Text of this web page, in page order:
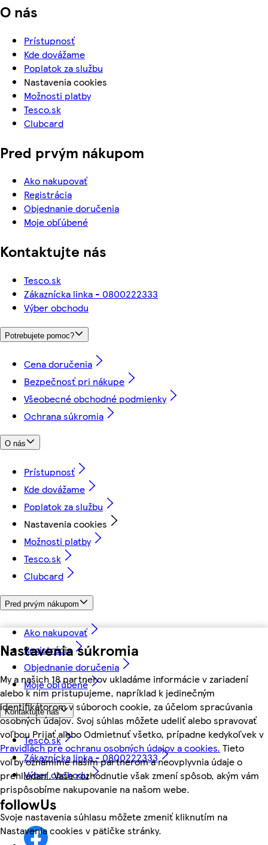
Nastavenia súkromia
My a našich 18 partnerov ukladáme informácie v zariadení
alebo k nim pristupujeme, napríklad k jedinečným
identifikátorom v súboroch cookie, za účelom spracúvania
osobných údajov. Svoj súhlas môžete udeliť alebo spravovať
voľbou Prijať alebo Odmietnuť všetko, prípadne kedykoľvek v
Pravidlách pre ochranu osobných údajov a cookies. Tieto
voľby oznámime našim partnerom a neovplyvnia údaje o
prehliadaní. Vaše rozhodnutie však zmení spôsob, akým vám
prispôsobíme nakupovanie na našom webe.
Svoje nastavenia súhlasu môžete zmeniť kliknutím na
Nastavenia cookies v pätičke stránky.
O nás
Prístupnosť
Kde dovážame
Poplatok za službu
Nastavenia cookies
Možnosti platby
Tesco.sk
Clubcard
Pred prvým nákupom
Ako nakupovať
Registrácia
Objednanie doručenia
Moje obľúbené
Kontaktujte nás
Tesco.sk
Zákaznícka linka - 0800222333
Výber obchodu
Potrebujete pomoc?
Cena doručenia
Bezpečnosť pri nákupe
Všeobecné obchodné podmienky
Ochrana súkromia
O nás
Prístupnosť
Kde dovážame
Poplatok za službu
Nastavenia cookies
Možnosti platby
Tesco.sk
Clubcard
Pred prvým nákupom
Ako nakupovať
Registrácia
Objednanie doručenia
Moje obľúbené
Kontaktujte nás
Tesco.sk
Zákaznícka linka - 0800222333
Výber obchodu
followUs